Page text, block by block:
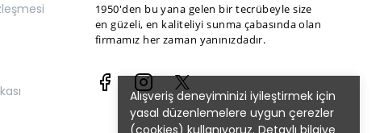
Alışveriş deneyiminizi iyileştirmek için
yasal düzenlemelere uygun çerezler
(cookies) kullanıyoruz. Detaylı bilgiye
1950'den bu yana gelen bir tecrübeyle size
en güzeli, en kaliteliyi sunma çabasında olan
firmamız her zaman yanınızdadır.